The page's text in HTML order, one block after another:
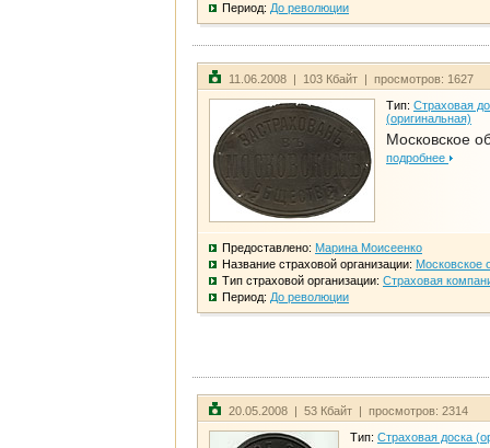
Период: До революции
11.06.2008 | 103 Кбайт | просмотров: 1627
Тип: Страховая
(оригинальная)
Московское
подробнее
Предоставлено: Марина Моисеенко
Название страховой организации: Московское
Тип страховой организации: Страховая
Период: До революции
20.05.2008 | 53 Кбайт | просмотров: 2314
Тип: Страховая доска